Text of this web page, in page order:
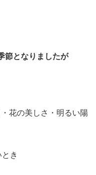
節となりましたが
花の美しさ・明るい陽
き